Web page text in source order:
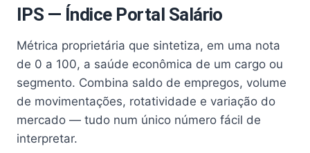
IPS — Índice Portal Salário
Métrica proprietária que sintetiza, em uma nota
de 0 a 100, a saúde econômica de um cargo ou
segmento. Combina saldo de empregos, volume
de movimentações, rotatividade e variação do
mercado — tudo num único número fácil de
interpretar.